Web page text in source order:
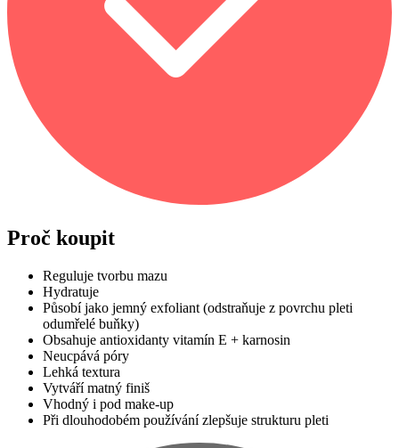
Proč koupit
Reguluje tvorbu mazu
Hydratuje
Působí jako jemný exfoliant (odstraňuje z povrchu pleti
odumřelé buňky)
Obsahuje antioxidanty vitamín E + karnosin
Neucpává póry
Lehká textura
Vytváří matný finiš
Vhodný i pod make-up
Při dlouhodobém používání zlepšuje strukturu pleti